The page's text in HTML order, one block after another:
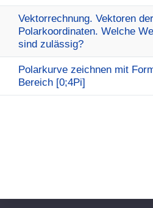
Vektorrechnung. Vektoren
Polarkoordinaten. Welche
sind zulässig?
Polarkurve zeichnen mit
Bereich [0;4Pi]